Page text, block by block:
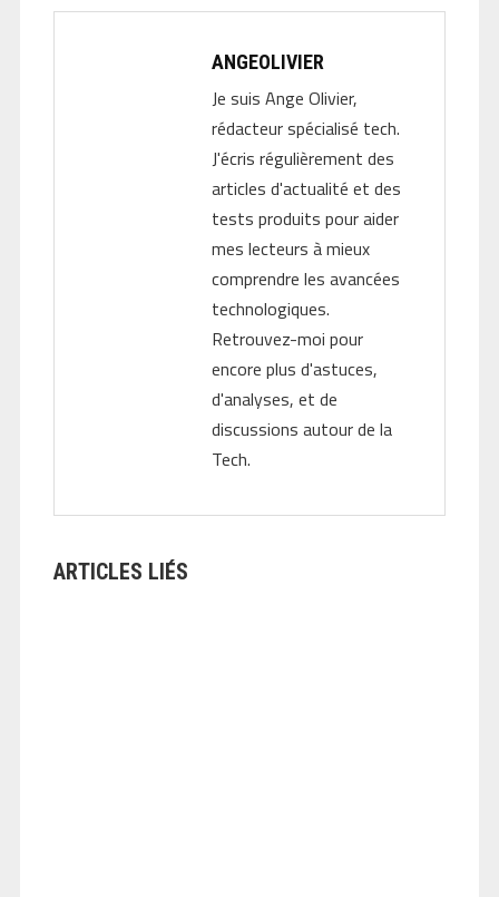
ANGEOLIVIER
Je suis Ange Olivier,
rédacteur spécialisé tech.
J'écris régulièrement des
articles d'actualité et des
tests produits pour aider
mes lecteurs à mieux
comprendre les avancées
technologiques.
Retrouvez-moi pour
encore plus d'astuces,
d'analyses, et de
discussions autour de la
Tech.
ARTICLES LIÉS